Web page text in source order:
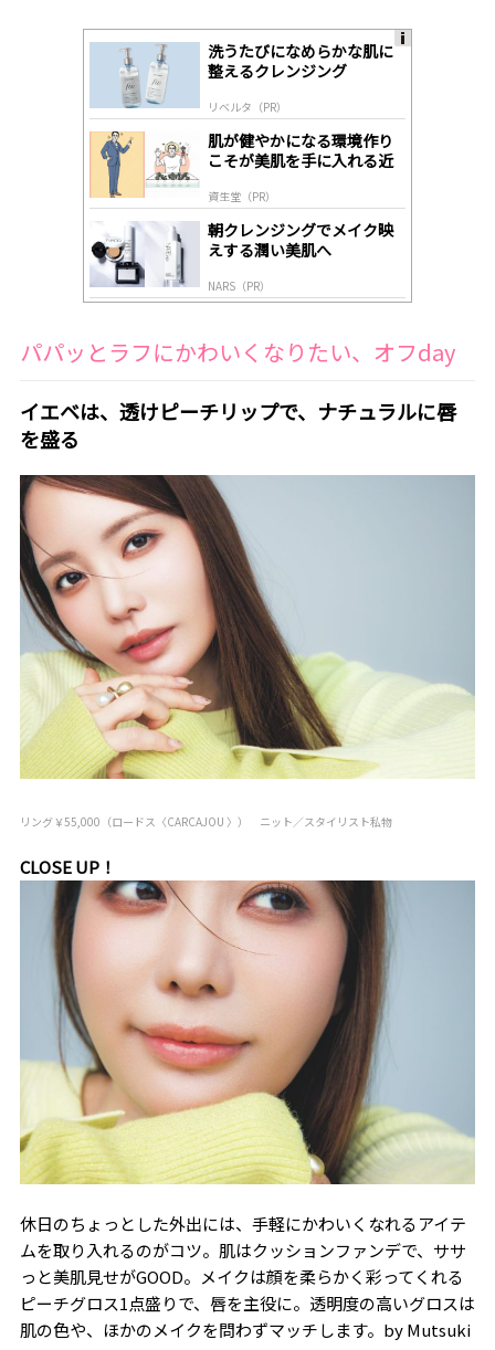
洗うたびになめらかな肌に
整えるクレンジング
リベルタ（PR）
肌が健やかになる環境作り
こそが美肌を手に入れる近
資生堂（PR）
朝クレンジングでメイク映
えする潤い美肌へ
NARS（PR）
パパッとラフにかわいくなりたい、オフday
イエベは、透けピーチリップで、ナチュラルに唇
を盛る
リング￥55,000（ロードス〈CARCAJOU 〉） ニット／スタイリスト私物
CLOSE UP！
休日のちょっとした外出には、手軽にかわいくなれるアイテ
ムを取り入れるのがコツ。肌はクッションファンデで、ササ
っと美肌見せがGOOD。メイクは顔を柔らかく彩ってくれる
ピーチグロス1点盛りで、唇を主役に。透明度の高いグロスは
肌の色や、ほかのメイクを問わずマッチします。――by Mutsuki